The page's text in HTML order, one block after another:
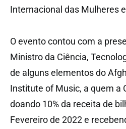
Internacional das Mulheres
O evento contou com a
Ministro da Ciência,
de alguns elementos do
Institute of Music, a quem a
doando 10% da receita de
Fevereiro de 2022 e